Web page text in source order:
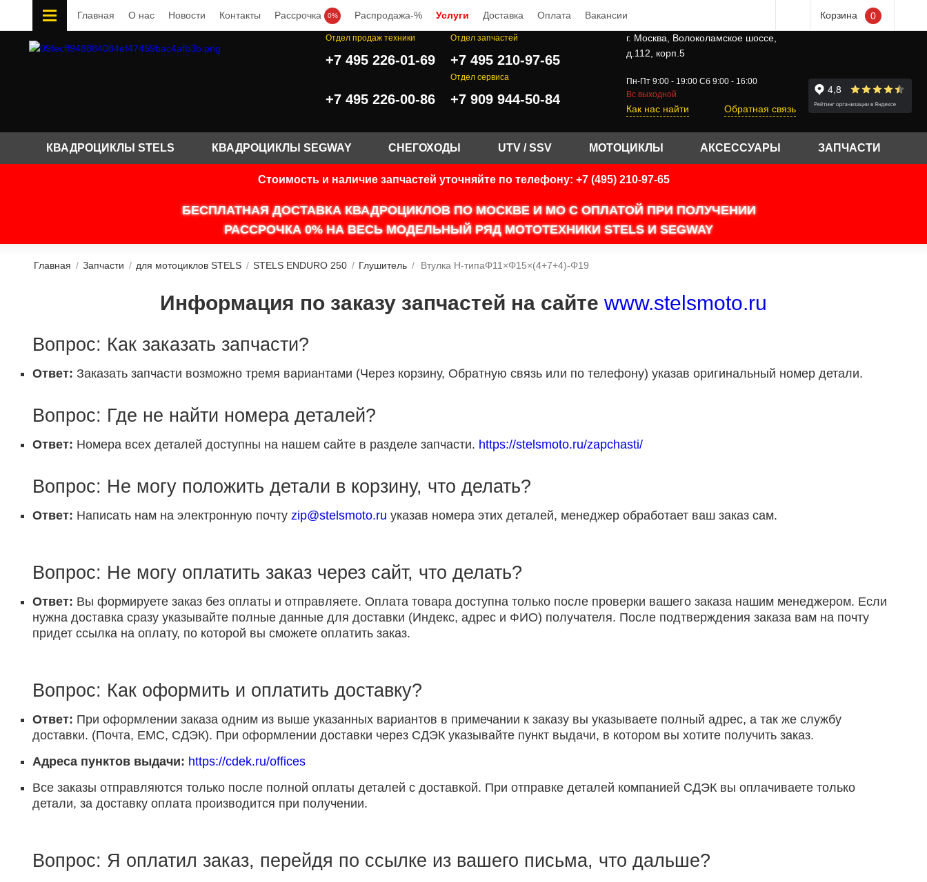
Главная О нас Новости Контакты Рассрочка 0% Распродажа-% Услуги Доставка Оплата Вакансии Корзина 0
Отдел продаж техники
+7 495 226-01-69
Отдел запчастей
+7 495 210-97-65
+7 495 226-00-86
Отдел сервиса
+7 909 944-50-84
г. Москва, Волоколамское шоссе,
д.112, корп.5
Пн-Пт 9:00 - 19:00 Сб 9:00 - 16:00
Вс выходной
Как нас найти Обратная связь
КВАДРОЦИКЛЫ STELS КВАДРОЦИКЛЫ SEGWAY СНЕГОХОДЫ UTV / SSV МОТОЦИКЛЫ АКСЕССУАРЫ ЗАПЧАСТИ
Стоимость и наличие запчастей уточняйте по телефону: +7 (495) 210-97-65
БЕСПЛАТНАЯ ДОСТАВКА КВАДРОЦИКЛОВ ПО МОСКВЕ И МО С ОПЛАТОЙ ПРИ ПОЛУЧЕНИИ
РАССРОЧКА 0% НА ВЕСЬ МОДЕЛЬНЫЙ РЯД МОТОТЕХНИКИ STELS И SEGWAY
Главная / Запчасти / для мотоциклов STELS / STELS ENDURO 250 / Глушитель / Втулка Н-типаΦ11×Φ15×(4+7+4)-Φ19
Информация по заказу запчастей на сайте www.stelsmoto.ru
Вопрос: Как заказать запчасти?
Ответ: Заказать запчасти возможно тремя вариантами (Через корзину, Обратную связь или по телефону) указав оригинальный номер детали.
Вопрос: Где не найти номера деталей?
Ответ: Номера всех деталей доступны на нашем сайте в разделе запчасти. https://stelsmoto.ru/zapchasti/
Вопрос: Не могу положить детали в корзину, что делать?
Ответ: Написать нам на электронную почту zip@stelsmoto.ru указав номера этих деталей, менеджер обработает ваш заказ сам.
Вопрос: Не могу оплатить заказ через сайт, что делать?
Ответ: Вы формируете заказ без оплаты и отправляете. Оплата товара доступна только после проверки вашего заказа нашим менеджером. Если
нужна доставка сразу указывайте полные данные для доставки (Индекс, адрес и ФИО) получателя. После подтверждения заказа вам на почту
придет ссылка на оплату, по которой вы сможете оплатить заказ.
Вопрос: Как оформить и оплатить доставку?
Ответ: При оформлении заказа одним из выше указанных вариантов в примечании к заказу вы указываете полный адрес, а так же службу
доставки. (Почта, ЕМС, СДЭК). При оформлении доставки через СДЭК указывайте пункт выдачи, в котором вы хотите получить заказ.
Адреса пунктов выдачи: https://cdek.ru/offices
Все заказы отправляются только после полной оплаты деталей с доставкой. При отправке деталей компанией СДЭК вы оплачиваете только
детали, за доставку оплата производится при получении.
Вопрос: Я оплатил заказ, перейдя по ссылке из вашего письма, что дальше?